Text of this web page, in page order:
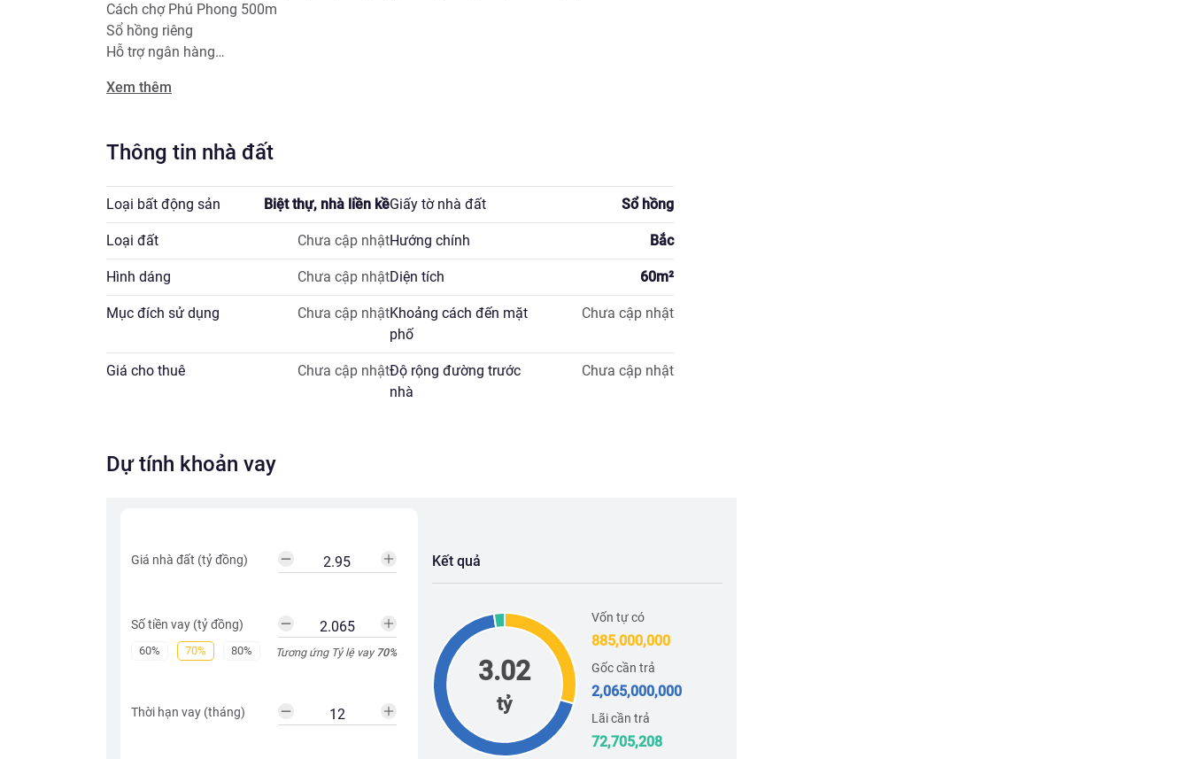
Cách chợ Phú Phong 500m
Sổ hồng riêng
Hỗ trợ ngân hàng
Xem thêm
Thông tin nhà đất
Loại bất động sản Biệt thự, nhà liền kềGiấy tờ nhà đất Sổ hồng
Loại đất Chưa cập nhậtHướng chính Bắc
Hình dáng Chưa cập nhậtDiện tích 60m²
Mục đích sử dụng Chưa cập nhậtKhoảng cách đến mặt
phố
Chưa cập nhật
Giá cho thuê Chưa cập nhậtĐộ rộng đường trước
nhà
Chưa cập nhật
Dự tính khoản vay
Giá nhà đất (tỷ đồng)
Số tiền vay (tỷ đồng)
60% 70% 80% Tương ứng Tỷ lệ vay70%
Thời hạn vay (tháng)
Kết quả
3.02
tỷ
Vốn tự có
885,000,000
Gốc cần trả
2,065,000,000
Lãi cần trả
72,705,208